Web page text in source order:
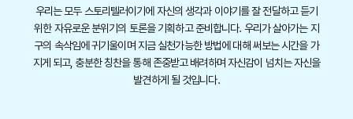
우리는 모두 스토리텔러이기에 자신의 생각과 이야기를 잘 전달하고 듣기
위한 자유로운 분위기의 토론을 기획하고 준비합니다. 우리가 살아가는 지
구의 속삭임에 귀기울이며 지금 실천가능한 방법에 대해 써보는 시간을 가
지게 되고, 충분한 칭찬을 통해 존중받고 배려하며 자신감이 넘치는 자신을
발견하게 될 것입니다.